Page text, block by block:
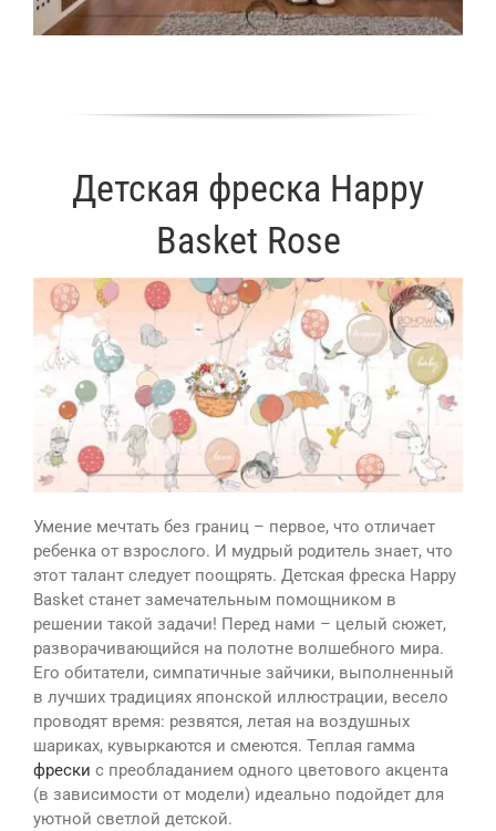
Детская фреска Happy
Basket Rose
Умение мечтать без границ – первое, что отличает
ребенка от взрослого. И мудрый родитель знает, что
этот талант следует поощрять. Детская фреска Happy
Basket станет замечательным помощником в
решении такой задачи! Перед нами – целый сюжет,
разворачивающийся на полотне волшебного мира.
Его обитатели, симпатичные зайчики, выполненный
в лучших традициях японской иллюстрации, весело
проводят время: резвятся, летая на воздушных
шариках, кувыркаются и смеются. Теплая гамма
фрески с преобладанием одного цветового акцента
(в зависимости от модели) идеально подойдет для
уютной светлой детской.